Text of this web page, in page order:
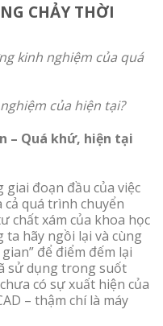
CHẢY THỜI
kinh nghiệm của quá
của hiện tại?
– Quá khứ, hiện tại
đoạn đầu của việc
quá trình chuyển
chất xám của khoa học
ta hãy ngồi lại và cùng
để điểm đếm lại
sử dụng trong suốt
có sự xuất hiện của
– thậm chí là máy